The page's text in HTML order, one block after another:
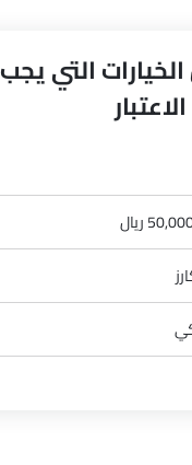
التي يجب